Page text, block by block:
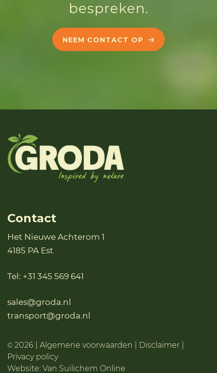
bespreken.
NEEM CONTACT OP
Contact
Het Nieuwe Achterom 1
4185 PA Est
Tel: +31 345 569 641
sales@groda.nl
transport@groda.nl
© 2026 | Algemene voorwaarden Disclaimer
Privacy policy
Website: Van Suilichem Online